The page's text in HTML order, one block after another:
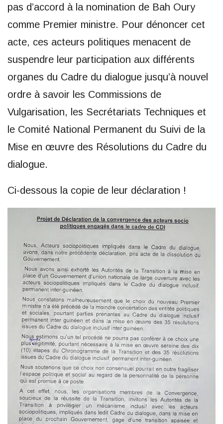
pas d’accord à la nomination de Bah Oury
comme Premier ministre. Pour dénoncer cet
acte, ces acteurs politiques menacent de
suspendre leur participation aux différents
organes du Cadre du dialogue jusqu’à nouvel
ordre à savoir les Commissions de
Vulgarisation, les Secrétariats Techniques et
le Comité National Permanent du Suivi de la
Mise en œuvre des Résolutions du Cadre du
dialogue.
Ci-dessous la copie de leur déclaration !